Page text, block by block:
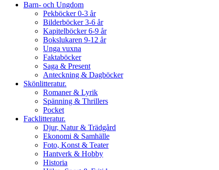
Barn- och Ungdom
Pekböcker 0-3 år
Bilderböcker 3-6 år
Kapitelböcker 6-9 år
Bokslukaren 9-12 år
Unga vuxna
Faktaböcker
Saga & Present
Anteckning & Dagböcker
Skönlitteratur.
Romaner & Lyrik
Spänning & Thrillers
Pocket
Facklitteratur.
Djur, Natur & Trädgård
Ekonomi & Samhälle
Foto, Konst & Teater
Hantverk & Hobby
Historia